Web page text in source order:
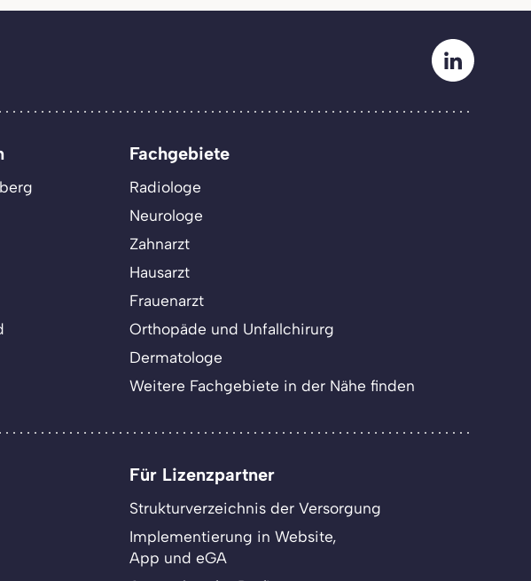
Fachgebiete
Radiologe
Neurologe
Zahnarzt
Hausarzt
Frauenarzt
Orthopäde und Unfallchirurg
Dermatologe
Weitere Fachgebiete in der Nähe finden
Für Lizenzpartner
Strukturverzeichnis der Versorgung
Implementierung in Website,
App und eGA